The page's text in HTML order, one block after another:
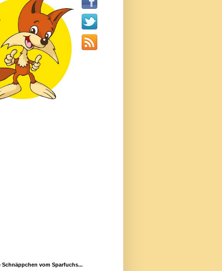
Schnäppchen vom Sparfuchs...